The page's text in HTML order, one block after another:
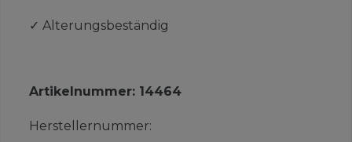
✓ Alterungsbeständig
Artikelnummer: 14464
Herstellernummer: